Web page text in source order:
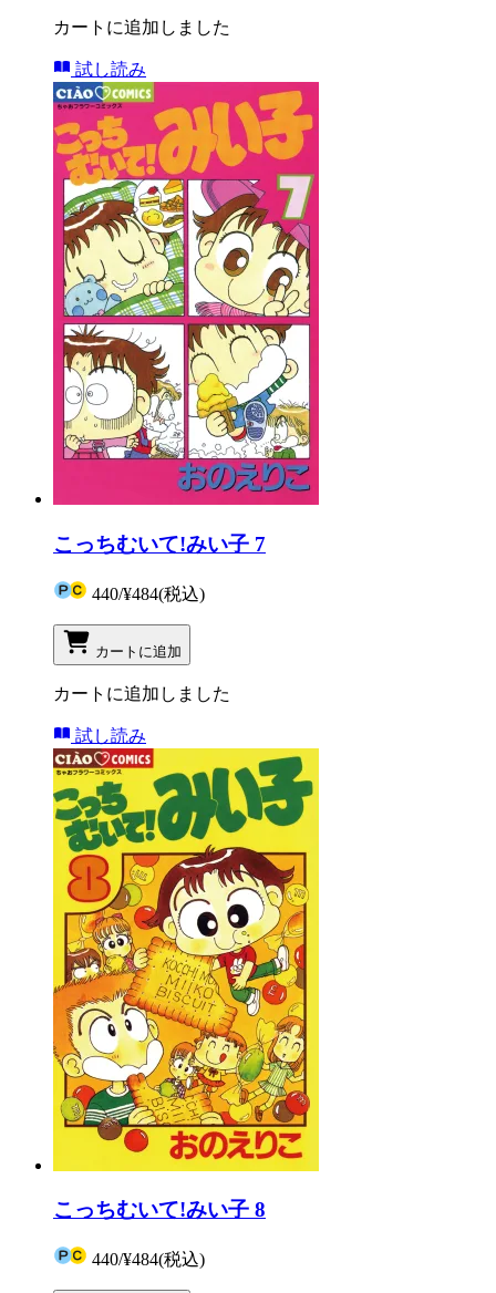
カートに追加しました
試し読み
こっちむいて!みい子 7
440/¥484(税込)
カートに追加
カートに追加しました
試し読み
こっちむいて!みい子 8
440/¥484(税込)